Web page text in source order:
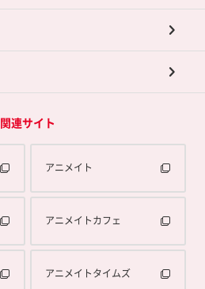
関連サイト
アニメイト
アニメイトカフェ
アニメイトタイムズ